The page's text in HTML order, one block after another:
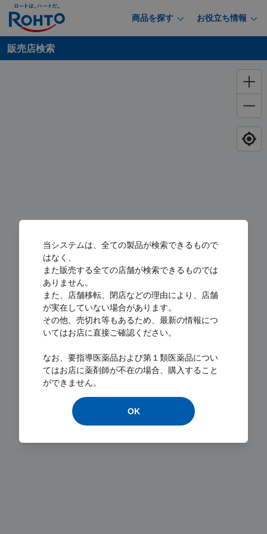
商品を探す お役立ち情報
販売店検索
Loading...
当システムは、全ての製品が検索できるもので
はなく、
また販売する全ての店舗が検索できるものでは
ありません。
また、店舗移転、閉店などの理由により、店舗
が実在していない場合があります。
その他、売切れ等もあるため、最新の情報につ
いてはお店に直接ご確認ください。
なお、要指導医薬品および第１類医薬品につい
てはお店に薬剤師が不在の場合、購入すること
ができません。
OK